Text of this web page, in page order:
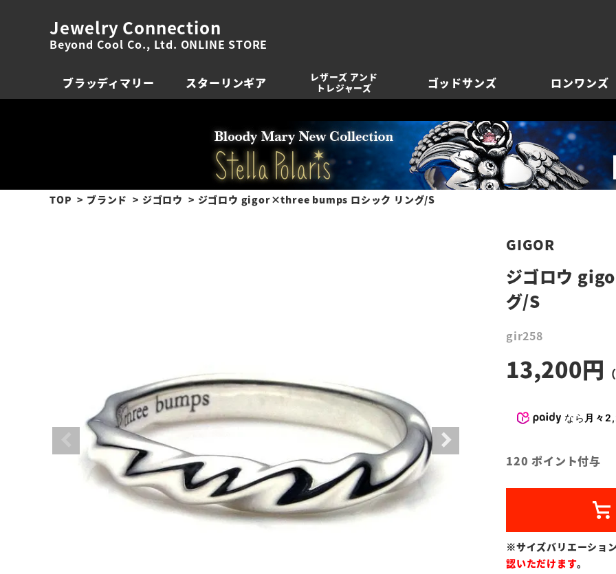
Jewelry Connection
Beyond Cool Co., Ltd. ONLINE STORE
ブラッディマリー スターリンギア
レザーズ アンド
トレジャーズ
ゴッドサンズ ロンワンズ
TOP ブランド ジゴロウ ジゴロウ gigor×three bumps ロシック リング/S
GIGOR
ジゴロウ
グ/S
gir258
13,200
なら 月々
120 ポイント付与
※サイズバリエーショ
認いただけます。